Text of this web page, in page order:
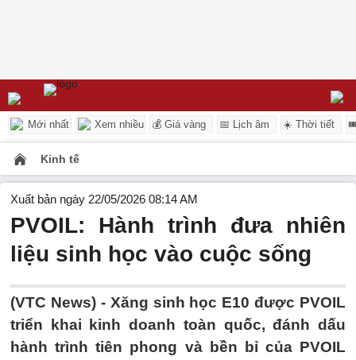
Mới nhất Xem nhiều 💰 Giá vàng 📅 Lịch âm ☀️ Thời tiết
Kinh tế
Xuất bản ngày 22/05/2026 08:14 AM
PVOIL: Hành trình đưa nhiên
liệu sinh học vào cuộc sống
(VTC News) - Xăng sinh học E10 được PVOIL
triển khai kinh doanh toàn quốc, đánh dấu
hành trình tiên phong và bền bỉ của PVOIL